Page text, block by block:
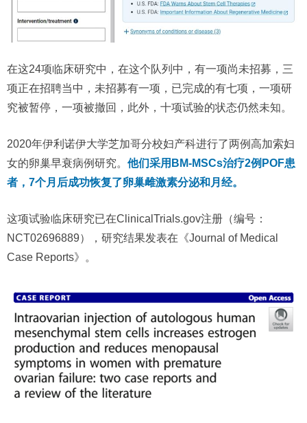
在这24项临床研究中，在这个队列中，有一项尚未招募，三
项正在招聘当中，未招募有一项，已完成的有七项，一项研
究被暂停，一项被撤回，此外，十项试验的状态仍然未知。
2020年伊利诺伊大学芝加哥分校妇产科进行了两例高加索妇
女的卵巢早衰病例研究。 他们采用BM-MSCs治疗2例POF患
者，7个月后成功恢复了卵巢雌激素分泌和月经。
这项试验临床研究已在ClinicalTrials.gov注册（编号：
NCT02696889），研究结果发表在《Journal of Medical
Case Reports》。